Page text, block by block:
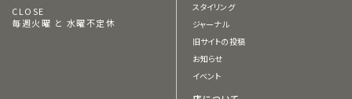
CLOSE
毎週火曜 と 水曜不定休
スタイリング
ジャーナル
旧サイトの投稿
お知らせ
イベント